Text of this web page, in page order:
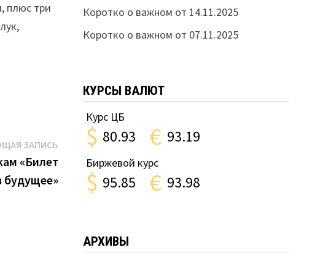
плюс три
ЗАПИСЬСледующая
запись:
«Билет
будущее»
Коротко о важном от 14.11.2025
Коротко о важном от 07.11.2025
КУРСЫ ВАЛЮТ
Курс ЦБ
$ 80.93 € 93.19
Биржевой курс
$ 95.85 € 93.98
АРХИВЫ